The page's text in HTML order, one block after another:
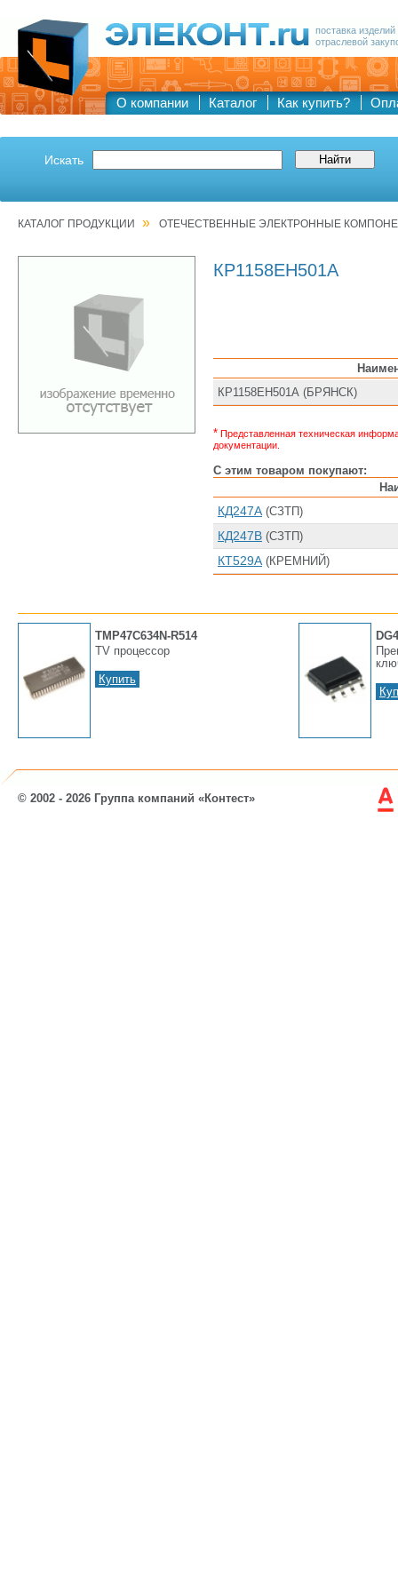
поставка
отраслевой
О компании Каталог Как купить?
Искать
КАТАЛОГ ПРОДУКЦИИ » ОТЕЧЕСТВЕННЫЕ ЭЛЕКТРОННЫЕ
КР1158ЕН501А
КР1158ЕН501А (БРЯНСК)
* Представленная техническая
документации.
С этим товаром покупают:
КД247А(СЗТП)
КД247В (СЗТП)
КТ529А(КРЕМНИЙ)
TMP47C634N-R514
TV пpоцессоp
Купить
© 2002 - 2026 Группа компаний «Контест»